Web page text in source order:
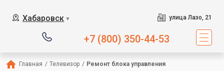
Хабаровск ▼ улица Лазо, 21
+7 (800) 350-44-53
Главная / Телевизор / Ремонт блока управления